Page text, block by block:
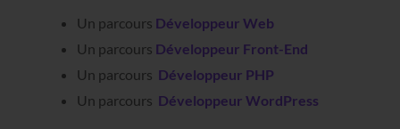
Un parcours Développeur Web
Un parcours Développeur Front-End
Un parcours Développeur PHP
Un parcours Développeur WordPress